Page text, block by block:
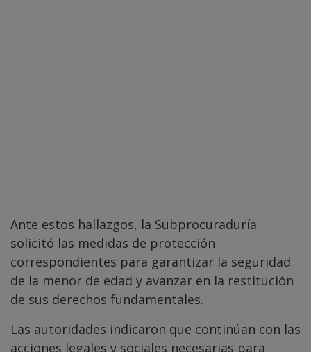
Ante estos hallazgos, la Subprocuraduría
solicitó las medidas de protección
correspondientes para garantizar la seguridad
de la menor de edad y avanzar en la restitución
de sus derechos fundamentales.
Las autoridades indicaron que continúan con las
acciones legales y sociales necesarias para